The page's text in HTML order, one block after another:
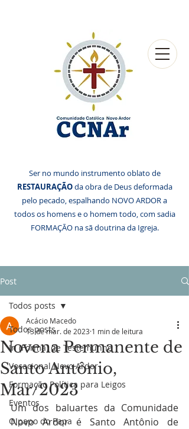
Ser no mundo instrumento oblato de
RESTAURAÇÃOda obra de Deus deformada
pelo pecado, espalhando NOVO ARDOR a
todos os homens e o homem todo, com sadia
FORMAÇÃO na sã doutrina da Igreja.
Post
Todos posts
In (Forma) de Testemunho
Vocacional Novo Ardor
Formação Política para Leigos
Eventos
O papo do Papa
Todos posts
Novena Permanente de
Santo Antônio,
Mar/2023
Acácio Macedo
13 de mar. de 2023 1 min de leitura
Um dos baluartes da Comunidade
Novo Ardor é Santo Antônio de